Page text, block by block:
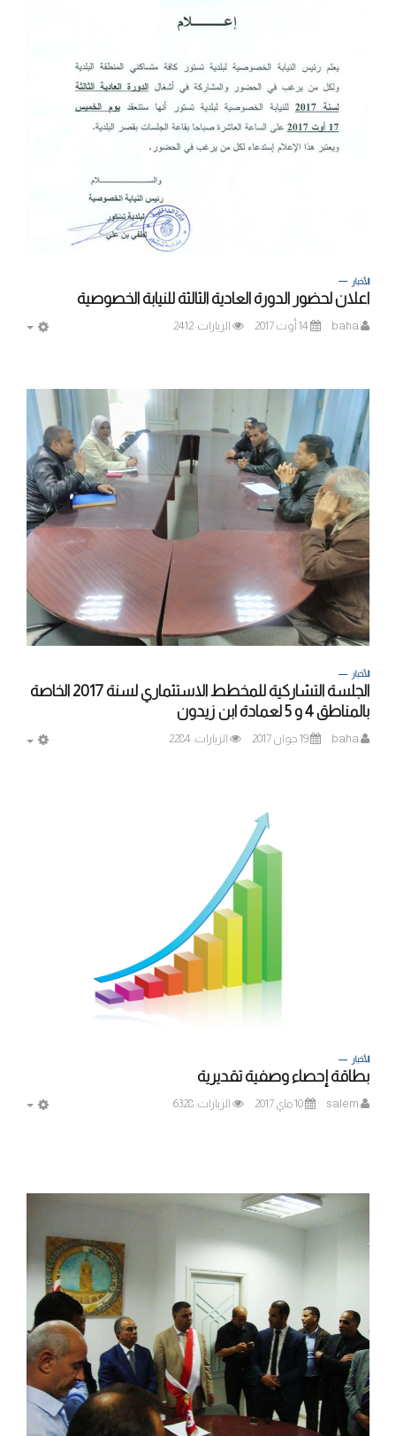
الأخبار
اعلان لحضور الدورة العادية الثالثة للنيابة الخصوصية
baha 14 أوت 2017 الزيارات: 2412
الأخبار
الجلسة التشاركية للمخطط الاستثماري لسنة 2017 الخاصة
بالمناطق 4 و 5 لعمادة ابن زيدون
baha 19 جوان 2017 الزيارات: 2284
الأخبار
بطاقة إحصاء وصفية تقديرية
salem 10 ماي 2017 الزيارات: 6328